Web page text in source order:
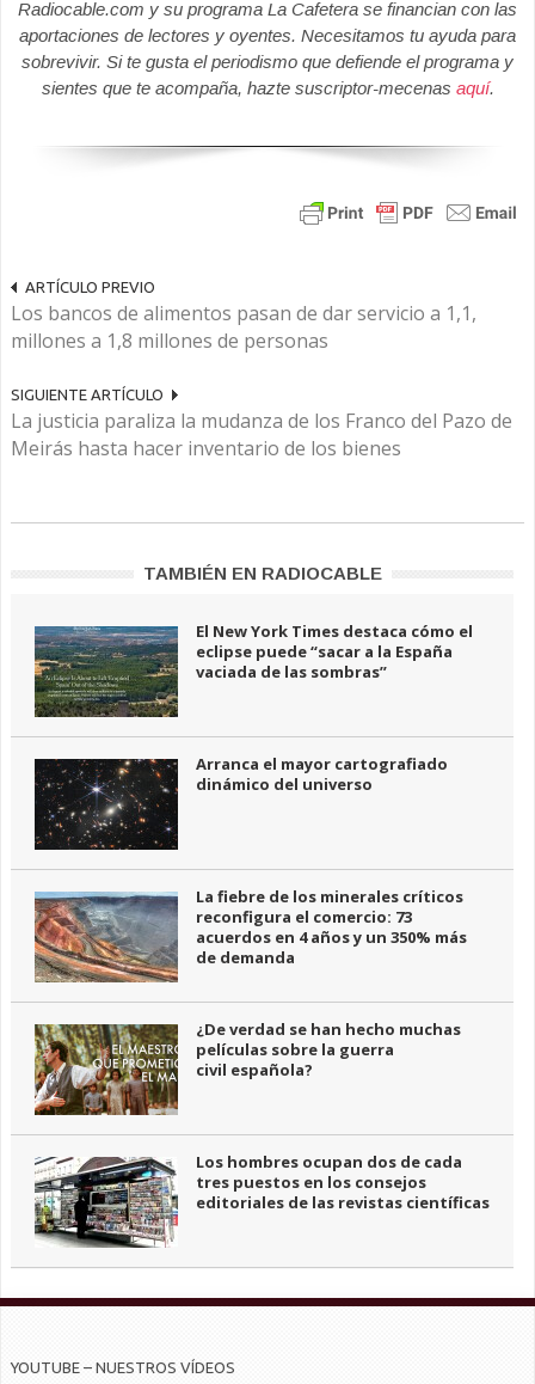
Radiocable.com y su programa La Cafetera se financian con las
aportaciones de lectores y oyentes. Necesitamos tu ayuda para
sobrevivir. Si te gusta el periodismo que defiende el programa y
sientes que te acompaña, hazte suscriptor-mecenas aquí.
ARTÍCULO PREVIO
Los bancos de alimentos pasan de dar servicio a 1,1,
millones a 1,8 millones de personas
SIGUIENTE ARTÍCULO
La justicia paraliza la mudanza de los Franco del Pazo de
Meirás hasta hacer inventario de los bienes
TAMBIÉN EN RADIOCABLE
El New York Times destaca cómo el
eclipse puede “sacar a la España
vaciada de las sombras”
Arranca el mayor cartografiado
dinámico del universo
La fiebre de los minerales críticos
reconfigura el comercio: 73
acuerdos en 4 años y un 350% más
de demanda
¿De verdad se han hecho muchas
películas sobre la guerra
civil española?
Los hombres ocupan dos de cada
tres puestos en los consejos
editoriales de las revistas científicas
YOUTUBE – NUESTROS VÍDEOS